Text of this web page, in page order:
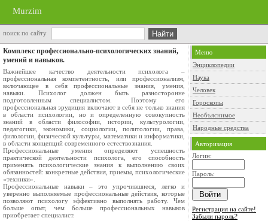
Murzim
поиск по сайту
Комплекс профессионально-психологических знаний,
умений и навыков.
Важнейшее качество деятельности психолога –
профессиональная компетентность, или профессионализм,
включающее в себя профессиональные знания, умения,
навыки. Психолог должен быть разносторонне
подготовленным специалистом. Поэтому его
профессиональная эрудиция включают в себя не только знания
в области психологии, но и определенную совокупность
знаний в области философии, истории, культурологии,
педагогики, экономики, социологии, политологии, права,
филологии, физической культуры, математики и информатики,
в области концепций современного естествознания.
Профессиональные умения определяют успешность
практической деятельности психолога, его способность
применять психологические знания к выполнению своих
обязанностей: конкретные действия, приемы, психологические
«техники».
Профессиональные навыки – это упрочившиеся, легко и
уверенно выполняемые профессиональные действия, которые
позволяют психологу эффективно выполнять работу. Чем
больше опыт, чем больше профессиональных навыков
приобретает специалист.
Меню
Энциклопедии
Наука
Человек
Гороскопы
Необъяснимое
Народные средства
Авторизация
Логин:
Пароль:
Регистрация на сайте!
Забыли пароль?